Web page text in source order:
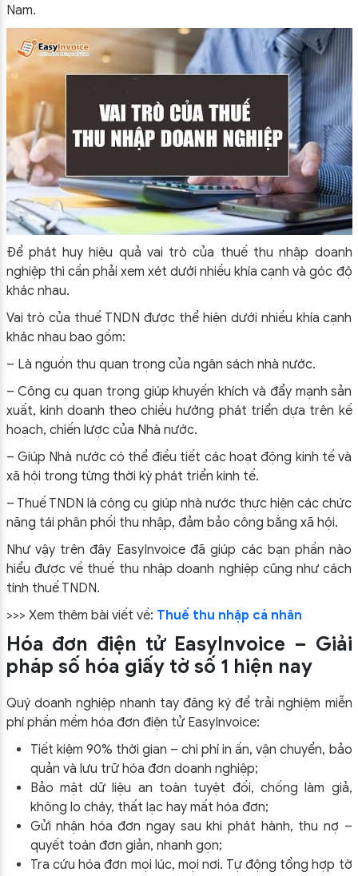
Nam.
Để phát huy hiệu quả vai trò của thuế thu nhập doanh
nghiệp thì cần phải xem xét dưới nhiều khía cạnh và góc độ
khác nhau.
Vai trò của thuế TNDN được thể hiện dưới nhiều khía cạnh
khác nhau bao gồm:
– Là nguồn thu quan trọng của ngân sách nhà nước.
– Công cụ quan trọng giúp khuyến khích và đẩy mạnh sản
xuất, kinh doanh theo chiều hướng phát triển dựa trên kế
hoạch, chiến lược của Nhà nước.
– Giúp Nhà nước có thể điều tiết các hoạt động kinh tế và
xã hội trong từng thời kỳ phát triển kinh tế.
– Thuế TNDN là công cụ giúp nhà nước thực hiện các chức
năng tái phân phối thu nhập, đảm bảo công bằng xã hội.
Như vậy trên đây EasyInvoice đã giúp các bạn phần nào
hiểu được về thuế thu nhập doanh nghiệp cũng như cách
tính thuế TNDN.
>>> Xem thêm bài viết về: Thuế thu nhập cá nhân
Hóa đơn điện tử EasyInvoice – Giải
pháp số hóa giấy tờ số 1 hiện nay
Quý doanh nghiệp nhanh tay đăng ký để trải nghiệm miễn
phí phần mềm hóa đơn điện tử EasyInvoice:
Tiết kiệm 90% thời gian – chi phí in ấn, vận chuyển, bảo
quản và lưu trữ hóa đơn doanh nghiệp;
Bảo mật dữ liệu an toàn tuyệt đối, chống làm giả,
không lo cháy, thất lạc hay mất hóa đơn;
Gửi nhận hóa đơn ngay sau khi phát hành, thu nợ –
quyết toán đơn giản, nhanh gọn;
Tra cứu hóa đơn mọi lúc, mọi nơi. Tự động tổng hợp tờ